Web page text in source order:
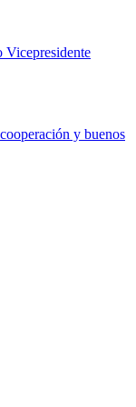
y buenos